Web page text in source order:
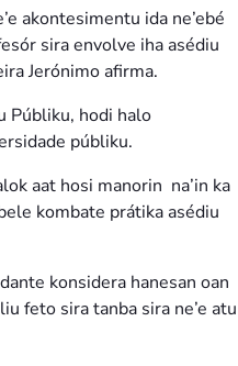
akontesimentu ida ne’ebé
sira envolve iha asédiu
Jerónimo afirma.
Públiku, hodi halo
públiku.
aat hosi manorin na’in ka
kombate prátika asédiu
konsidera hanesan oan
feto sira tanba sira ne’e atu